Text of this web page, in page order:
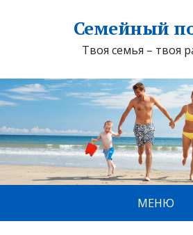
Семейный
Твоя семья – твоя
МЕНЮ